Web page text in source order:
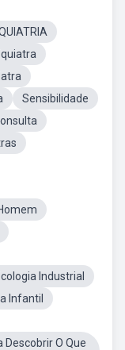
Sensibilidade
Industrial
Infantil
Descobrir O Que